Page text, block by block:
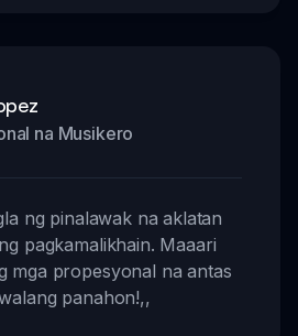
na Musikero
ng pinalawak na aklatan
pagkamalikhain. Maaari
mga propesyonal na antas
panahon!,,